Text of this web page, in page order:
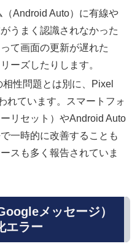
（Android Auto）に有線や
うまく認識されなかった
て画面の更新が遅れた
ーズしたりします。
性問題とは別に、Pixel
れています。スマートフォ
リセット）やAndroid Auto
一時的に改善することも
スも多く報告されていま
メッセージ）
エラー